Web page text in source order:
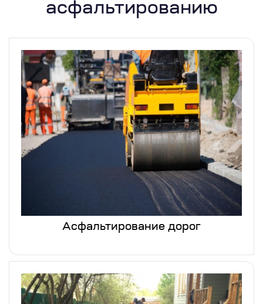
асфальтированию
Асфальтирование дорог